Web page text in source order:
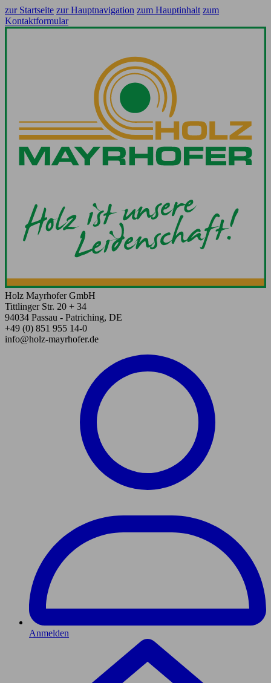
zur Startseite zur Hauptnavigation zum Hauptinhalt zum
Kontaktformular
Holz Mayrhofer GmbH
Tittlinger Str. 20 + 34
94034 Passau - Patriching, DE
+49 (0) 851 955 14-0
info@holz-mayrhofer.de
Anmelden